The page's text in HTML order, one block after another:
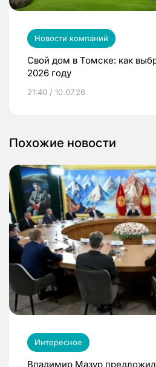
Новости компаний
Свой дом в Томске: как
2026 году
21:40 / 10.07.26
Похожие новости
Интересное
Владимир Мазур